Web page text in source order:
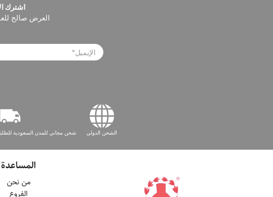
اشترك الآن
العرض صالح
الإيميل
*
الشحن الدولي شحن مجاني للمدن السعودية للطلبات من 350
المساعدة
من نحن
الفروع